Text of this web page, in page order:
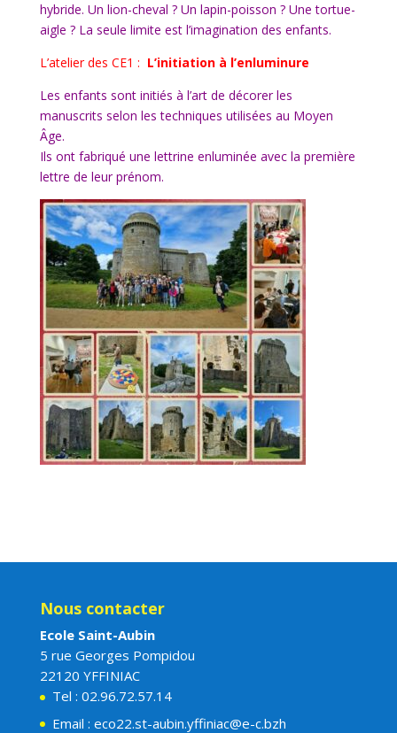
hybride. Un lion-cheval ? Un lapin-poisson ? Une tortue-
aigle ? La seule limite est l’imagination des enfants.
L’atelier des CE1 : L’initiation à l’enluminure
Les enfants sont initiés à l’art de décorer les
manuscrits selon les techniques utilisées au Moyen
Âge.
Ils ont fabriqué une lettrine enluminée avec la première
lettre de leur prénom.
Nous contacter
Ecole Saint-Aubin
5 rue Georges Pompidou
22120 YFFINIAC
Tel : 02.96.72.57.14
Email : eco22.st-aubin.yffiniac@e-c.bzh